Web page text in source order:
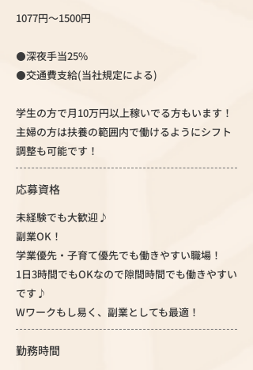
1077円～1500円
⚫️深夜手当25%
⚫️交通費支給(当社規定による)
学生の方で月10万円以上稼いでる方もいます！
主婦の方は扶養の範囲内で働けるようにシフト
調整も可能です！
応募資格
未経験でも大歓迎♪
副業OK！
学業優先・子育て優先でも働きやすい職場！
1日3時間でもOKなので隙間時間でも働きやすい
です♪
Wワークもし易く、副業としても最適！
勤務時間